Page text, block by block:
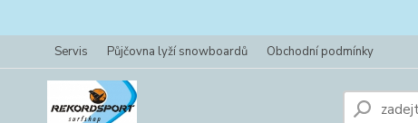
Servis Půjčovna lyží snowboardů Obchodní podmínky